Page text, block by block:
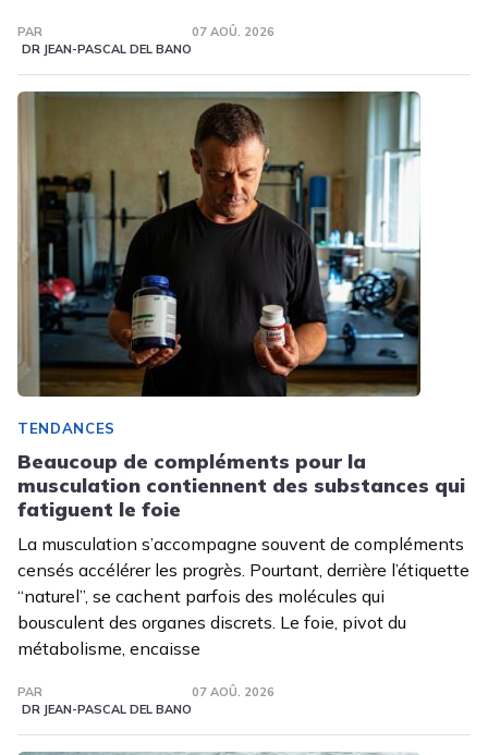
PAR
DR JEAN-PASCAL DEL BANO
07 AOÛ. 2026
TENDANCES
Beaucoup de compléments pour la
musculation contiennent des substances qui
fatiguent le foie
La musculation s’accompagne souvent de compléments
censés accélérer les progrès. Pourtant, derrière l’étiquette
“naturel”, se cachent parfois des molécules qui
bousculent des organes discrets. Le foie, pivot du
métabolisme, encaisse
PAR
DR JEAN-PASCAL DEL BANO
07 AOÛ. 2026